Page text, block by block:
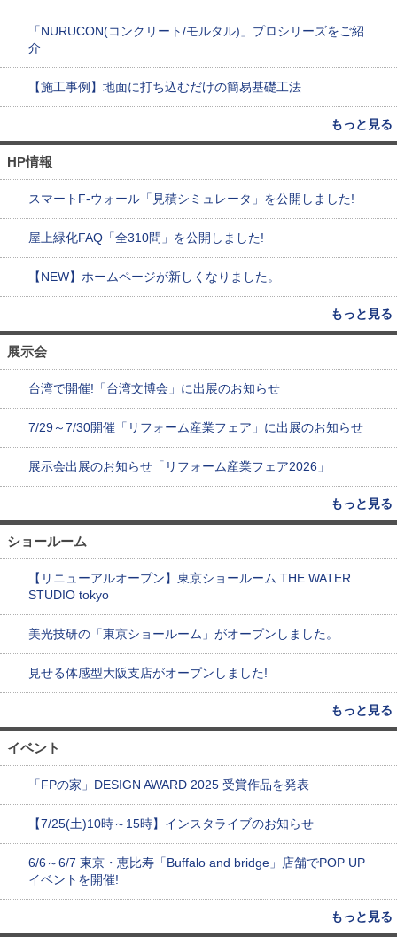
「NURUCON(コンクリート/モルタル)」プロシリーズをご紹
介
【施工事例】地面に打ち込むだけの簡易基礎工法
もっと見る
HP情報
スマートF-ウォール「見積シミュレータ」を公開しました!
屋上緑化FAQ「全310問」を公開しました!
【NEW】ホームページが新しくなりました。
もっと見る
展示会
台湾で開催!「台湾文博会」に出展のお知らせ
7/29～7/30開催「リフォーム産業フェア」に出展のお知らせ
展示会出展のお知らせ「リフォーム産業フェア2026」
もっと見る
ショールーム
【リニューアルオープン】東京ショールーム THE WATER
STUDIO tokyo
美光技研の「東京ショールーム」がオープンしました。
見せる体感型大阪支店がオープンしました!
もっと見る
イベント
「FPの家」DESIGN AWARD 2025 受賞作品を発表
【7/25(土)10時～15時】インスタライブのお知らせ
6/6～6/7 東京・恵比寿「Buffalo and bridge」店舗でPOP UP
イベントを開催!
もっと見る